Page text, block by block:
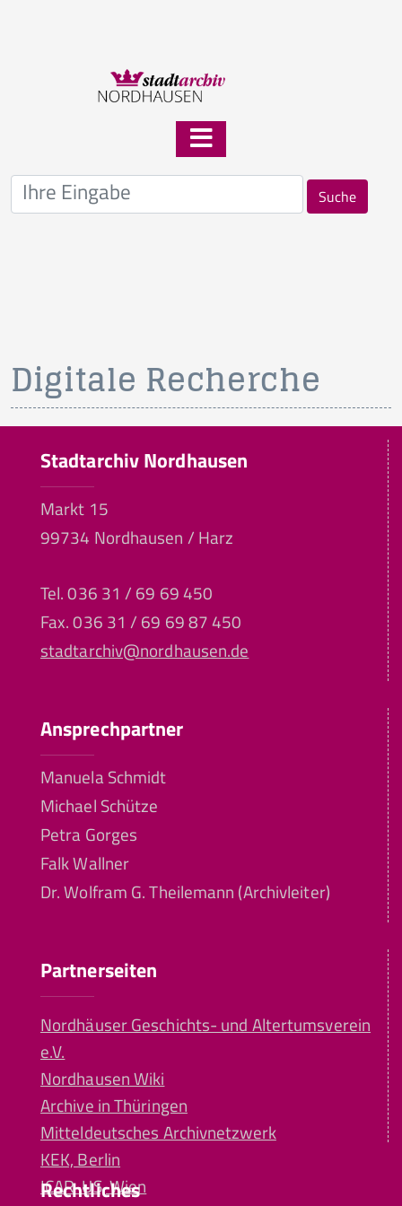
Suche
Digitale Recherche
Stadtarchiv Nordhausen
Markt 15
99734 Nordhausen / Harz
Tel. 036 31 / 69 69 450
Fax. 036 31 / 69 69 87 450
stadtarchiv@nordhausen.de
Ansprechpartner
Manuela Schmidt
Michael Schütze
Petra Gorges
Falk Wallner
Dr. Wolfram G. Theilemann (Archivleiter)
Partnerseiten
Nordhäuser Geschichts- und Altertumsverein
e.V.
Nordhausen Wiki
Archive in Thüringen
Mitteldeutsches Archivnetzwerk
KEK, Berlin
ICAR-US, Wien
Rechtliches